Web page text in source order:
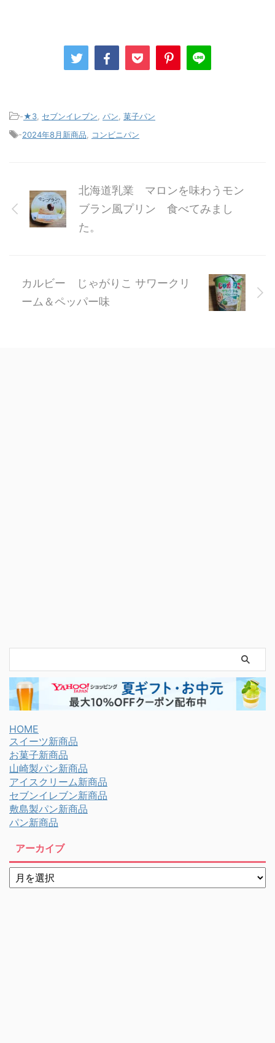
-★3 セブンイレブン パン 菓子パン
-2024年8月新商品 コンビニパン
北海道乳業 マロンを味わうモン
ブラン風プリン 食べてみまし
た。
カルビー じゃがりこ サワークリ
ーム＆ペッパー味
HOME
スイーツ新商品
お菓子新商品
山崎製パン新商品
アイスクリーム新商品
セブンイレブン新商品
敷島製パン新商品
パン新商品
アーカイブ